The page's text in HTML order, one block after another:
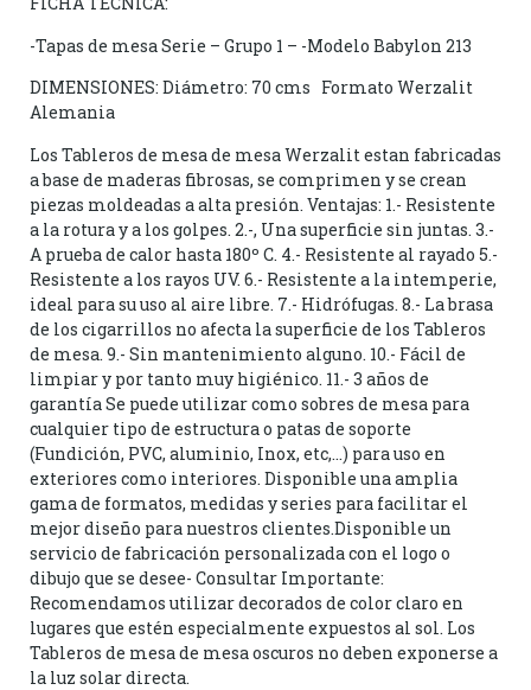
-Tapas de mesa Serie – Grupo 1 – -Modelo Babylon 213
DIMENSIONES: Diámetro: 70 cms Formato Werzalit
Alemania
Los Tableros de mesa de mesa Werzalit estan fabricadas
a base de maderas fibrosas, se comprimen y se crean
piezas moldeadas a alta presión. Ventajas: 1.- Resistente
a la rotura y a los golpes. 2.-, Una superficie sin juntas. 3.-
A prueba de calor hasta 180º C. 4.- Resistente al rayado 5.-
Resistente a los rayos UV. 6.- Resistente a la intemperie,
ideal para su uso al aire libre. 7.- Hidrófugas. 8.- La brasa
de los cigarrillos no afecta la superficie de los Tableros
de mesa. 9.- Sin mantenimiento alguno. 10.- Fácil de
limpiar y por tanto muy higiénico. 11.- 3 años de
garantía Se puede utilizar como sobres de mesa para
cualquier tipo de estructura o patas de soporte
(Fundición, PVC, aluminio, Inox, etc,…) para uso en
exteriores como interiores. Disponible una amplia
gama de formatos, medidas y series para facilitar el
mejor diseño para nuestros clientes.Disponible un
servicio de fabricación personalizada con el logo o
dibujo que se desee- Consultar Importante:
Recomendamos utilizar decorados de color claro en
lugares que estén especialmente expuestos al sol. Los
Tableros de mesa de mesa oscuros no deben exponerse a
la luz solar directa.